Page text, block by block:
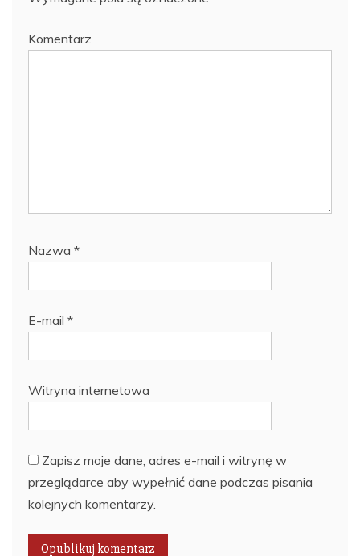
Komentarz
Nazwa *
E-mail *
Witryna internetowa
Zapisz moje dane, adres e-mail i witrynę w
przeglądarce aby wypełnić dane podczas pisania
kolejnych komentarzy.